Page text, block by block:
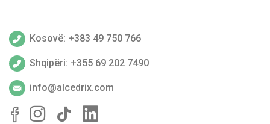
Kosovë: +383 49 750 766
Shqipëri: +355 69 202 7490
info@alcedrix.com